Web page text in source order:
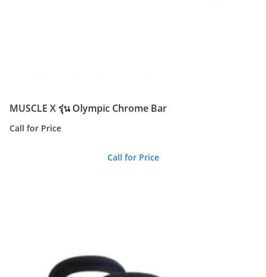
MUSCLE X รุ่น Olympic Chrome Bar
Call for Price
Call for Price